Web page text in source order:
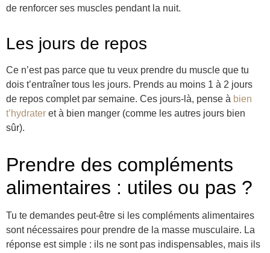
de renforcer ses muscles pendant la nuit.
Les jours de repos
Ce n’est pas parce que tu veux prendre du muscle que tu
dois t’entraîner tous les jours. Prends au moins 1 à 2 jours
de repos complet par semaine. Ces jours-là, pense à bien
t’hydrater et à bien manger (comme les autres jours bien
sûr).
Prendre des compléments
alimentaires : utiles ou pas ?
Tu te demandes peut-être si les compléments alimentaires
sont nécessaires pour prendre de la masse musculaire. La
réponse est simple : ils ne sont pas indispensables, mais ils